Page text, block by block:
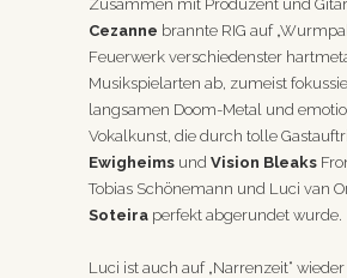
Zusammen mit Produzent und
Cezanne brannte RIG auf
Feuerwerk verschiedenster
Musikspielarten ab, zumeist
langsamen Doom-Metal und
Vokalkunst, die durch tolle
Ewigheims und Vision Bleaks
Tobias Schönemann und Luci van
Soteira perfekt abgerundet wurde.
Luci ist auch auf „Narrenzeit“